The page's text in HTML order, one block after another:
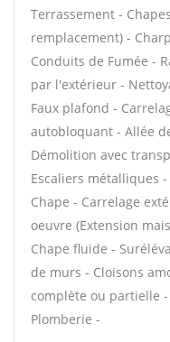
Terrassement -
remplacement) -
Conduits de Fumée -
par l'extérieur -
Faux plafond -
autobloquant - Allée
Démolition avec
Escaliers métalliques
Chape - Carrelage
oeuvre (Extension
Chape fluide -
de murs - Cloisons
complète ou partielle
Plomberie -